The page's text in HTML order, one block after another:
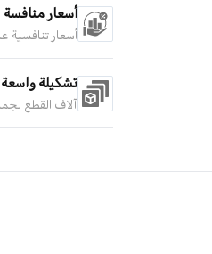
أسعار منافسة
أسعار تنافسية
تشكيلة واسعة
آلاف القطع